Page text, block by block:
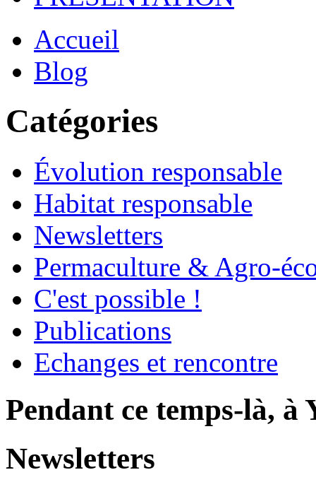
Accueil
Blog
Catégories
Évolution responsable
Habitat responsable
Newsletters
Permaculture & Agro-
C'est possible !
Publications
Echanges et rencontre
Pendant ce temps-là, à
Newsletters